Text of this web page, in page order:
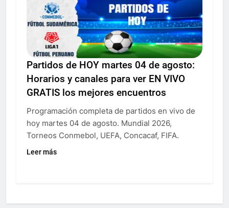
Partidos de HOY martes 04 de agosto:
Horarios y canales para ver EN VIVO
GRATIS los mejores encuentros
Programación completa de partidos en vivo de
hoy martes 04 de agosto. Mundial 2026,
Torneos Conmebol, UEFA, Concacaf, FIFA.
Leer más